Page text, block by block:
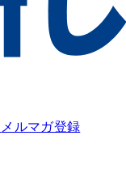
メルマガ登録